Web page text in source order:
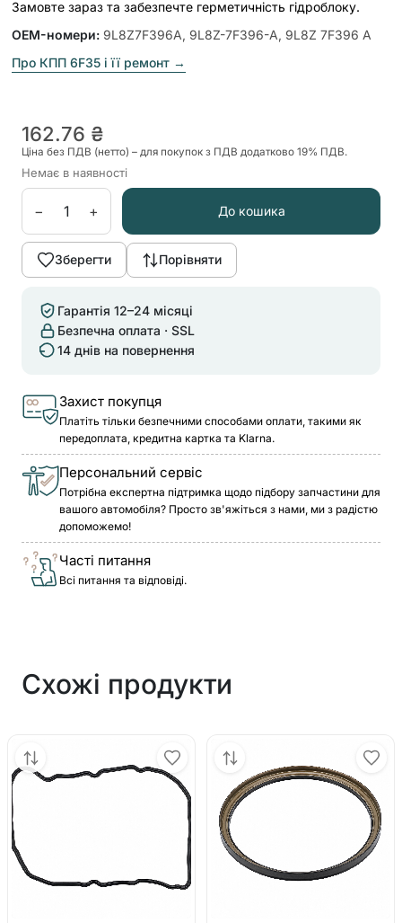
Замовте зараз та забезпечте герметичність гідроблоку.
OEM-номери: 9L8Z7F396A, 9L8Z-7F396-A, 9L8Z 7F396 A
Про КПП 6F35 і її ремонт →
162.76 ₴
Ціна без ПДВ (нетто) – для покупок з ПДВ додатково 19% ПДВ.
Немає в наявності
− + До кошика
Зберегти Порівняти
Гарантія 12–24 місяці
Безпечна оплата · SSL
14 днів на повернення
Захист покупця
Платіть тільки безпечними способами оплати, такими як
передоплата, кредитна картка та Klarna.
Персональний сервіс
Потрібна експертна підтримка щодо підбору запчастини для
вашого автомобіля? Просто зв'яжіться з нами, ми з радістю
допоможемо!
Часті питання
Всі питання та відповіді.
Схожі продукти